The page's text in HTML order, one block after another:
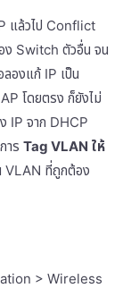
แล้วไป Conflict
ง Switch ตัวอื่น จน
องแก้ IP เป็น
โดยตรง ก็ยังไม่
IP จาก DHCP
าร Tag VLAN ให้
VLAN ที่ถูกต้อง
> Wireless